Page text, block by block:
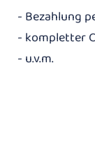
- Bezahlung
- kompletter
- u.v.m.